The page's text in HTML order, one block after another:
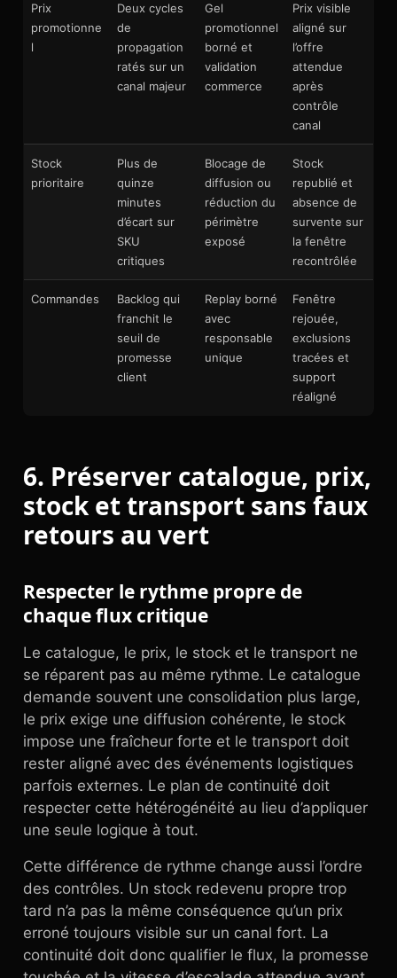
Prix
promotionne
l
Deux cycles
de
propagation
ratés sur un
canal majeur
Gel
promotionnel
borné et
validation
commerce
Prix visible
aligné sur
l’offre
attendue
après
contrôle
canal
Stock
prioritaire
Plus de
quinze
minutes
d’écart sur
SKU
critiques
Blocage de
diffusion ou
réduction du
périmètre
exposé
Stock
republié et
absence de
survente sur
la fenêtre
recontrôlée
Commandes
Backlog qui
franchit le
seuil de
promesse
client
Replay borné
avec
responsable
unique
Fenêtre
rejouée,
exclusions
tracées et
support
réaligné
6. Préserver catalogue, prix,
stock et transport sans faux
retours au vert
Respecter le rythme propre de
chaque flux critique
Le catalogue, le prix, le stock et le transport ne
se réparent pas au même rythme. Le catalogue
demande souvent une consolidation plus large,
le prix exige une diffusion cohérente, le stock
impose une fraîcheur forte et le transport doit
rester aligné avec des événements logistiques
parfois externes. Le plan de continuité doit
respecter cette hétérogénéité au lieu d’appliquer
une seule logique à tout.
Cette différence de rythme change aussi l’ordre
des contrôles. Un stock redevenu propre trop
tard n’a pas la même conséquence qu’un prix
erroné toujours visible sur un canal fort. La
continuité doit donc qualifier le flux, la promesse